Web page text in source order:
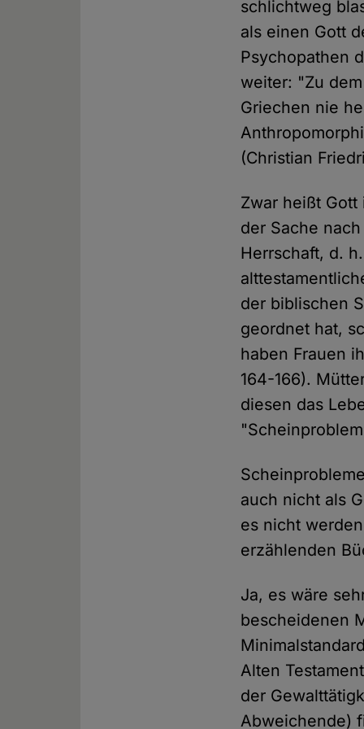
schlichtweg
als einen Gott
Psychopathen
weiter: "Zu
Griechen nie
(Christian
Zwar heißt
der Sache
Herrschaft, d.
der biblischen
geordnet hat,
haben Frauen
164-166).
diesen das
auch nicht als
es nicht
erzählenden
Ja, es wäre
bescheidenen
Alten
der
Abweichende)